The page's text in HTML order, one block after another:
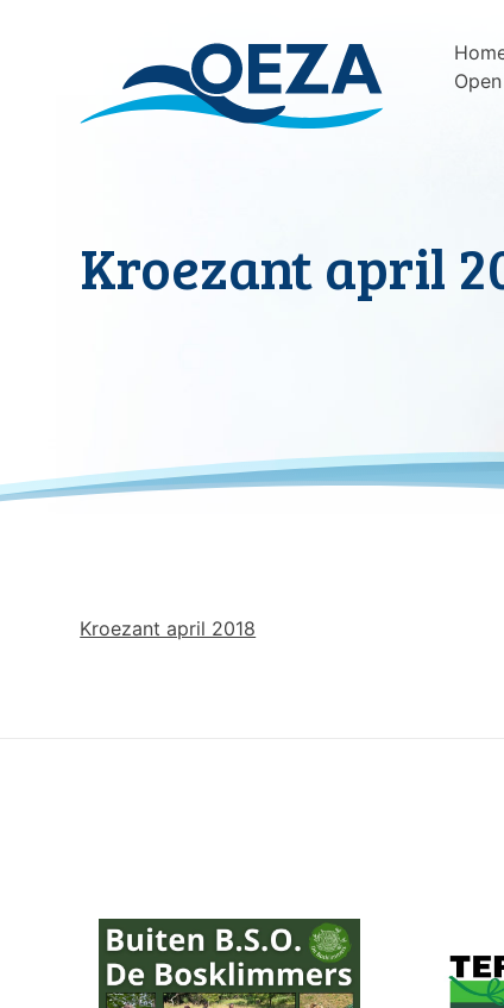
Kroezant april
Kroezant april 2018